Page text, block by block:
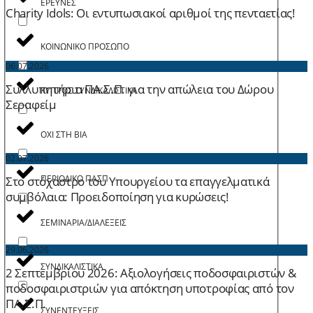
ΚΟΙΝΩΝΙΚΟ ΠΡΟΣΩΠΟ
ΚΥΠΡΟΣ ΣΥΝΔΙΚΑΛΙΣΤΙΚΑ
ΟΧΙ ΣΤΗ ΒΙΑ
ΠΕΡΙΟΔΙΚΟ ΠΑΣΠ
ΣΕΜΙΝΑΡΙΑ/ΔΙΑΛΕΞΕΙΣ
ΣΥΝΔΙΚΑΛΙΣΤΙΚΑ
ΣΥΝΕΝΤΕΥΞΕΙΣ
Charity Idols: Οι εντυπωσιακοί αριθμοί της πενταετίας!
06.07.2026
Συλλυπητήρια ΠΑ.Σ.Π. για την απώλεια του Δώρου
Σεραφείμ
02.07.2026
Στο στόχαστρο του Υπουργείου τα επαγγελματικά
συμβόλαια: Προειδοποίηση για κυρώσεις!
29.06.2026
2 Σεπτεμβρίου 2026: Aξιολογήσεις ποδοσφαιριστών &
ποδοσφαιριστριών για απόκτηση υποτροφίας από τον
ΠΑ.Σ.Π.